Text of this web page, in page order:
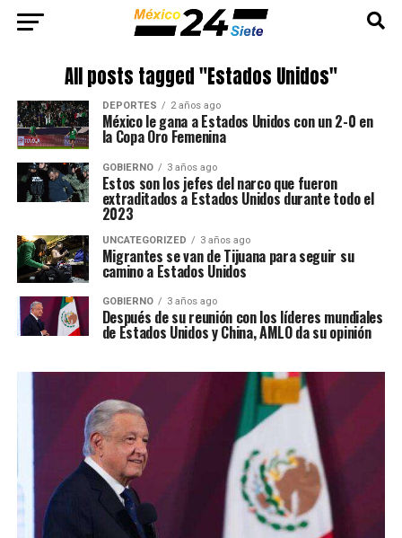
All posts tagged "Estados Unidos"
DEPORTES 2 años ago
México le gana a Estados Unidos con un 2-0 en
la Copa Oro Femenina
GOBIERNO 3 años ago
Estos son los jefes del narco que fueron
extraditados a Estados Unidos durante todo el
2023
UNCATEGORIZED 3 años ago
Migrantes se van de Tijuana para seguir su
camino a Estados Unidos
GOBIERNO 3 años ago
Después de su reunión con los líderes mundiales
de Estados Unidos y China, AMLO da su opinión